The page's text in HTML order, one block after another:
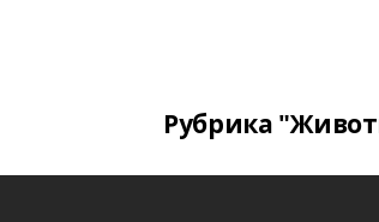
Рубрика